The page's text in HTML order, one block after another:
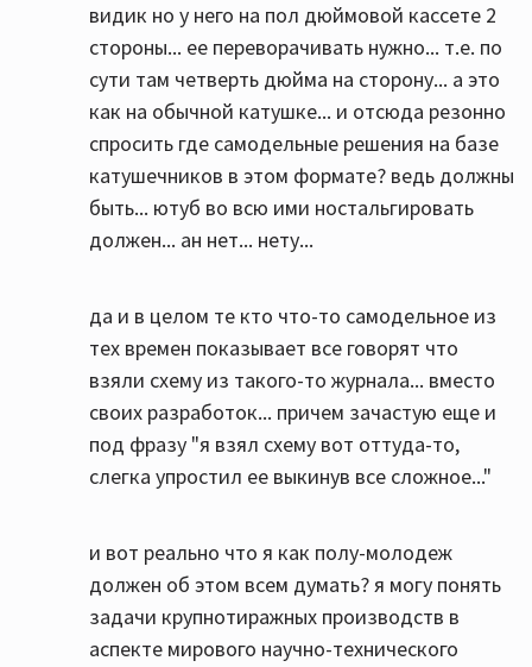
видик но у него на пол дюймовой кассете 2
стороны... ее переворачивать нужно... т.е. по
сути там четверть дюйма на сторону... а это
как на обычной катушке... и отсюда резонно
спросить где самодельные решения на базе
катушечников в этом формате? ведь должны
быть... ютуб во всю ими ностальгировать
должен... ан нет... нету...
да и в целом те кто что-то самодельное из
тех времен показывает все говорят что
взяли схему из такого-то журнала... вместо
своих разработок... причем зачастую еще и
под фразу "я взял схему вот оттуда-то,
слегка упростил ее выкинув все сложное..."
и вот реально что я как полу-молодеж
должен об этом всем думать? я могу понять
задачи крупнотиражных производств в
аспекте мирового научно-технического